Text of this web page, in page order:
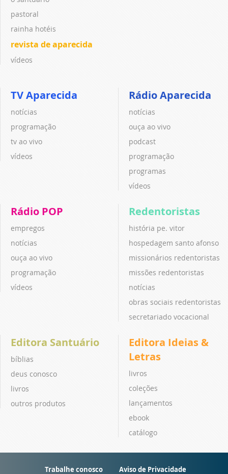
pastoral
rainha hotéis
revista de aparecida
vídeos
TV Aparecida
notícias
programação
tv ao vivo
vídeos
Rádio Aparecida
notícias
ouça ao vivo
podcast
programação
programas
vídeos
Rádio POP
empregos
notícias
ouça ao vivo
programação
vídeos
Redentoristas
história pe. vitor
hospedagem santo afonso
missionários redentoristas
missões redentoristas
notícias
obras sociais redentoristas
secretariado vocacional
Editora Santuário
bíblias
deus conosco
livros
outros produtos
Editora Ideias &
Letras
livros
coleções
lançamentos
ebook
catálogo
Trabalhe conosco Aviso de Privacidade